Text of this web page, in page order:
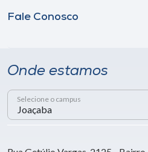
Fale Conosco
Onde estamos
Selecione o campus